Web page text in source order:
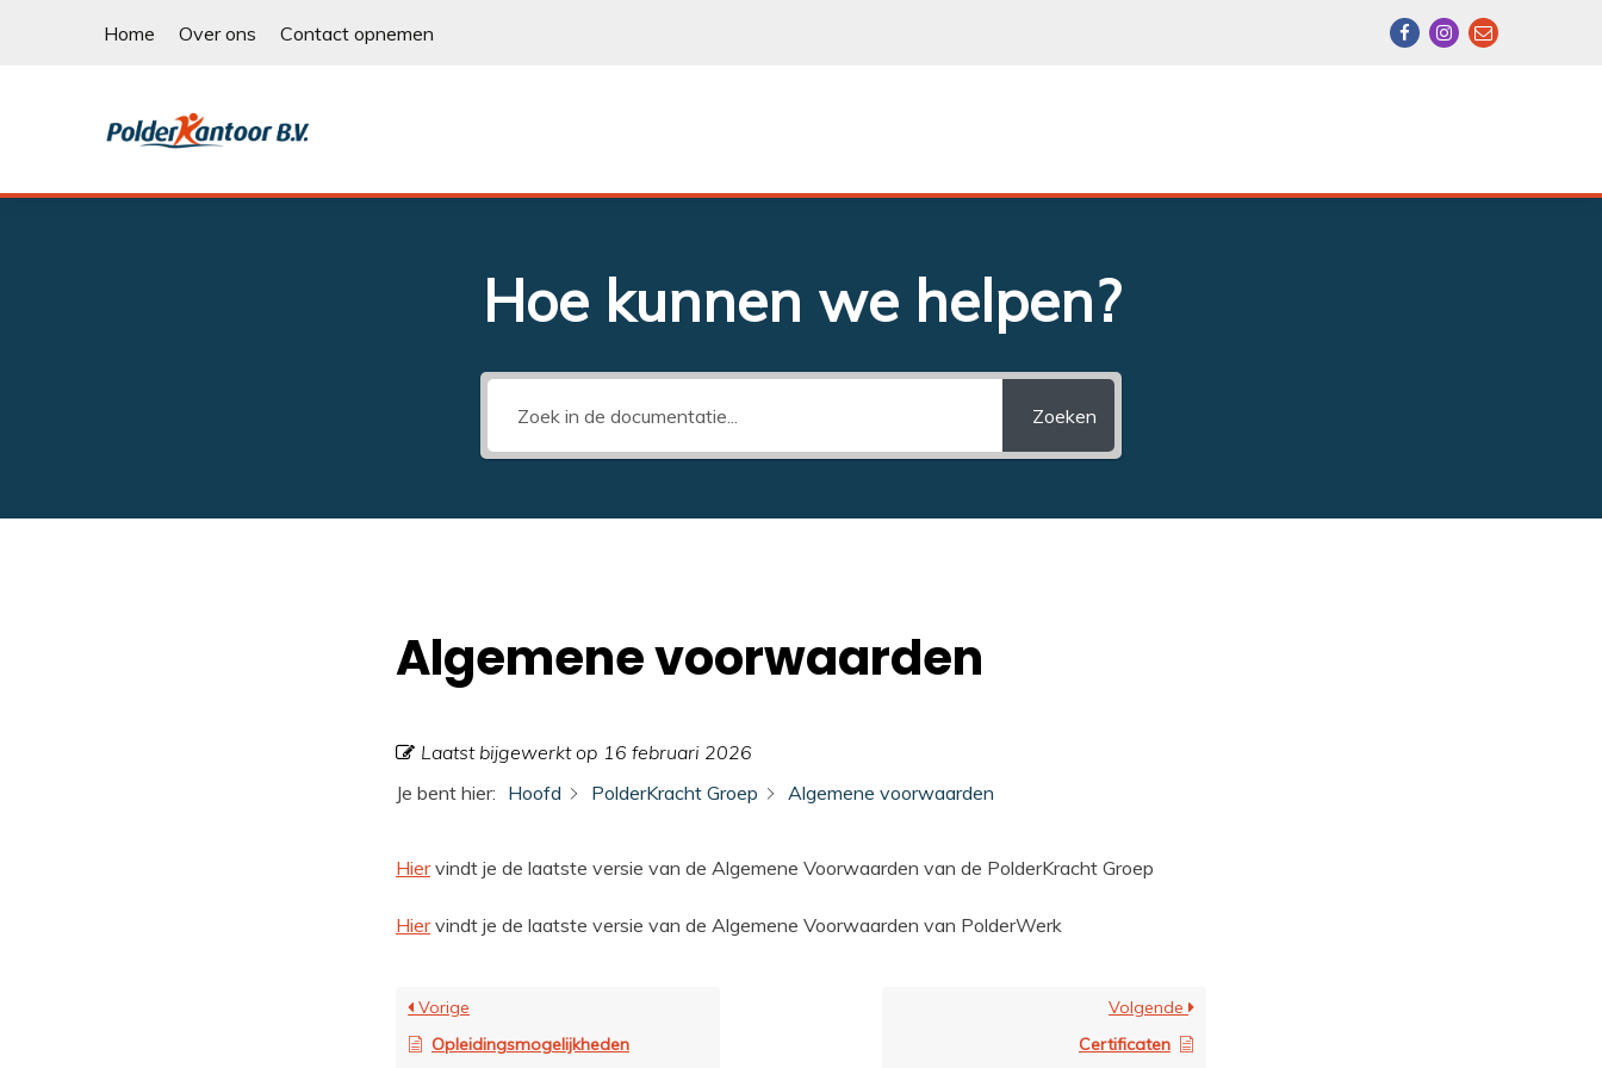
Home Over ons Contact opnemen
POLDERKANTOOR
Hoe kunnen we helpen?
Zoeken
Algemene voorwaarden
Laatst bijgewerkt op 16 februari 2026
Je bent hier: Hoofd PolderKracht Groep Algemene voorwaarden
Hiervindt je de laatste versie van de Algemene Voorwaarden van de PolderKracht Groep
Hiervindt je de laatste versie van de Algemene Voorwaarden van PolderWerk
Vorige
Opleidingsmogelijkheden
Volgende
Certificaten